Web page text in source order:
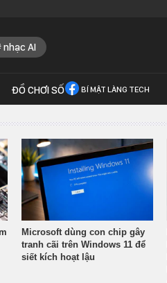
nhạc AI
ĐỒ CHƠI SỐ BÍ MẬT LÀNG TECH
Microsoft dùng con chip gây
tranh cãi trên Windows 11 để
siết kích hoạt lậu